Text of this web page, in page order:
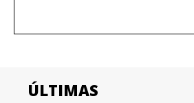
ÚLTIMAS